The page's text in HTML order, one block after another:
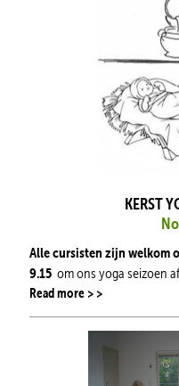
KERST
Alle cursisten zijn welkom
9.15 om ons yoga seizoen
Read more > >